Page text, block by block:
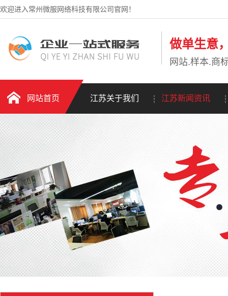
欢迎进入常州微服网络科技有限公司官网！
做单生意
网站.样本.商
网站首页 江苏关于我们 江苏新闻资讯